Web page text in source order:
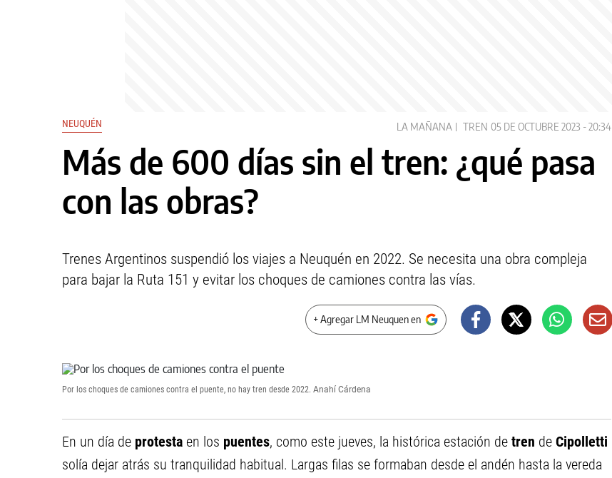
NEUQUÉN LA MAÑANA TREN 05 DE OCTUBRE 2023 - 20:34
Más de 600 días sin el tren: ¿qué pasa
con las obras?
Trenes Argentinos suspendió los viajes a Neuquén en 2022. Se necesita una obra compleja
para bajar la Ruta 151 y evitar los choques de camiones contra las vías.
+ Agregar LM Neuquen en
Por los choques de camiones contra el puente, no hay tren desde 2022. Anahí Cárdena
En un día de protesta en los puentes, como este jueves, la histórica estación de tren de Cipolletti
solía dejar atrás su tranquilidad habitual. Largas filas se formaban desde el andén hasta la vereda